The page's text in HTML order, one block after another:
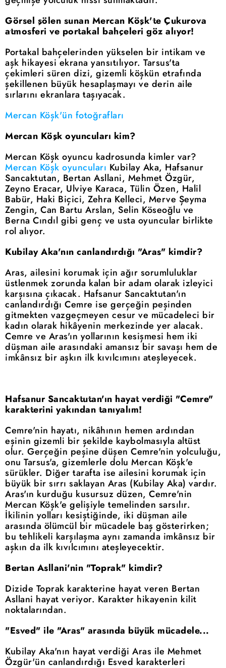
Görsel şölen sunan Mercan Köşk'te Çukurova
atmosferi ve portakal bahçeleri göz alıyor!
Portakal bahçelerinden yükselen bir intikam ve
aşk hikayesi ekrana yansıtılıyor. Tarsus'ta
çekimleri süren dizi, gizemli köşkün etrafında
şekillenen büyük hesaplaşmayı ve derin aile
sırlarını ekranlara taşıyacak.
Mercan Köşk'ün fotoğrafları
Mercan Köşk oyuncuları kim?
Mercan Köşk oyuncu kadrosunda kimler var?
Mercan Köşk oyuncuları Kubilay Aka, Hafsanur
Sancaktutan, Bertan Asllani, Mehmet Özgür,
Zeyno Eracar, Ulviye Karaca, Tülin Özen, Halil
Babür, Haki Biçici, Zehra Kelleci, Merve Şeyma
Zengin, Can Bartu Arslan, Selin Köseoğlu ve
Berna Cındıl gibi genç ve usta oyuncular birlikte
rol alıyor.
Kubilay Aka'nın canlandırdığı "Aras" kimdir?
Aras, ailesini korumak için ağır sorumluluklar
üstlenmek zorunda kalan bir adam olarak izleyici
karşısına çıkacak. Hafsanur Sancaktutan'ın
canlandırdığı Cemre ise gerçeğin peşinden
gitmekten vazgeçmeyen cesur ve mücadeleci bir
kadın olarak hikâyenin merkezinde yer alacak.
Cemre ve Aras'ın yollarının kesişmesi hem iki
düşman aile arasındaki amansız bir savaşı hem de
imkânsız bir aşkın ilk kıvılcımını ateşleyecek.
Hafsanur Sancaktutan'ın hayat verdiği "Cemre"
karakterini yakından tanıyalım!
Cemre'nin hayatı, nikâhının hemen ardından
eşinin gizemli bir şekilde kaybolmasıyla altüst
olur. Gerçeğin peşine düşen Cemre'nin yolculuğu,
onu Tarsus'a, gizemlerle dolu Mercan Köşk'e
sürükler. Diğer tarafta ise ailesini korumak için
büyük bir sırrı saklayan Aras (Kubilay Aka) vardır.
Aras'ın kurduğu kusursuz düzen, Cemre'nin
Mercan Köşk'e gelişiyle temelinden sarsılır.
İkilinin yolları kesiştiğinde, iki düşman aile
arasında ölümcül bir mücadele baş gösterirken;
bu tehlikeli karşılaşma aynı zamanda imkânsız bir
aşkın da ilk kıvılcımını ateşleyecektir.
Bertan Asllani'nin "Toprak" kimdir?
Dizide Toprak karakterine hayat veren Bertan
Asllani hayat veriyor. Karakter hikayenin kilit
noktalarından.
"Esved" ile "Aras" arasında büyük mücadele...
Kubilay Aka'nın hayat verdiği Aras ile Mehmet
Özgür'ün canlandırdığı Esved karakterleri